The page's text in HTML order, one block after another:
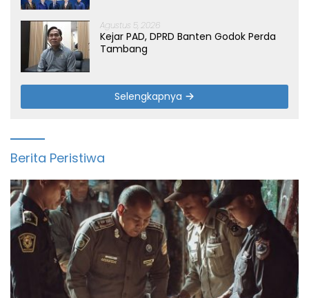
Agustus 5, 2026
Kejar PAD, DPRD Banten Godok Perda
Tambang
Selengkapnya
Berita Peristiwa